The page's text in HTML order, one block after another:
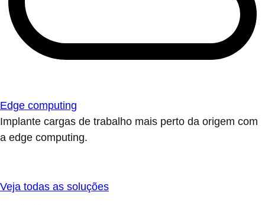
Edge computing
Implante cargas de trabalho mais perto da origem com
a edge computing.
Veja todas as soluções